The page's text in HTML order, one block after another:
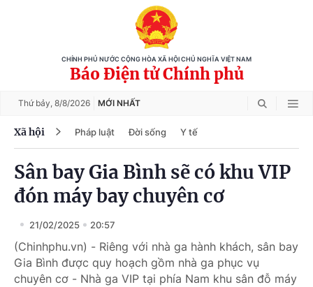
CHÍNH PHỦ NƯỚC CỘNG HÒA XÃ HỘI CHỦ NGHĨA VIỆT NAM
Báo Điện tử Chính phủ
Thứ bảy, 8/8/2026 MỚI NHẤT
Xã hội Pháp luật Đời sống Y tế
Sân bay Gia Bình sẽ có khu VIP
đón máy bay chuyên cơ
21/02/2025 20:57
(Chinhphu.vn) - Riêng với nhà ga hành khách, sân bay
Gia Bình được quy hoạch gồm nhà ga phục vụ
chuyên cơ - Nhà ga VIP tại phía Nam khu sân đỗ máy